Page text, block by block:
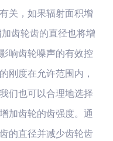
关，如果辐射面积增
齿轮齿的直径也将增
响齿轮噪声的有效控
刚度在允许范围内，
们也可以合理地选择
加齿轮的齿强度。通
的直径并减少齿轮齿